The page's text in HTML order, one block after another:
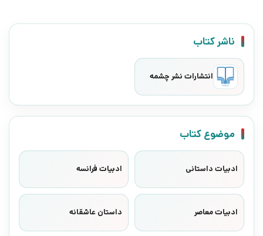
ناشر کتاب
انتشارات نشر چشمه
موضوع کتاب
ادبیات داستانی ادبیات فرانسه
ادبیات معاصر داستان عاشقانه